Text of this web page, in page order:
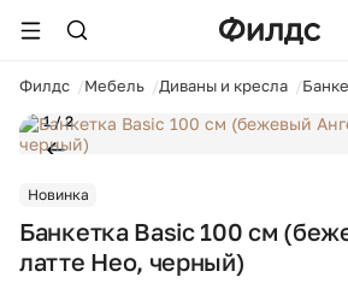
Филдс Мебель Диваны и кресла
1 / 2
Новинка
Банкетка Basic 100 см
латте Нео, черный)